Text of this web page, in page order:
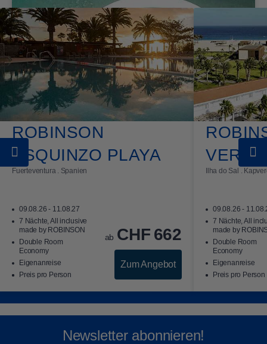
Clubformate
ROBINSON
ESQUINZO PLAYA
Fuerteventura . Spanien
09.08.26 - 11.08.27
7 Nächte, All inclusive
made by ROBINSON
Double Room
Economy
Eigenanreise
Preis pro Person
ab CHF 662
Zum Angebot
VERDE
Ilha do Sal .
09.08.26 -
7 Nächte, All
made by
Double Room
Economy
Eigenanreise
Preis pro Person
Newsletter abonnieren!